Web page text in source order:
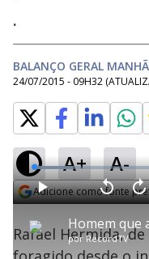
.
BALANÇO GERAL MANHÃ
24/07/2015 - 09H32
A+ A-
Adicione como fonte
por RecordTV
P V
t
a
r
1
A
n
ç
a
r
L
o
a
d
e
1
.
4
Rafael Hermida,